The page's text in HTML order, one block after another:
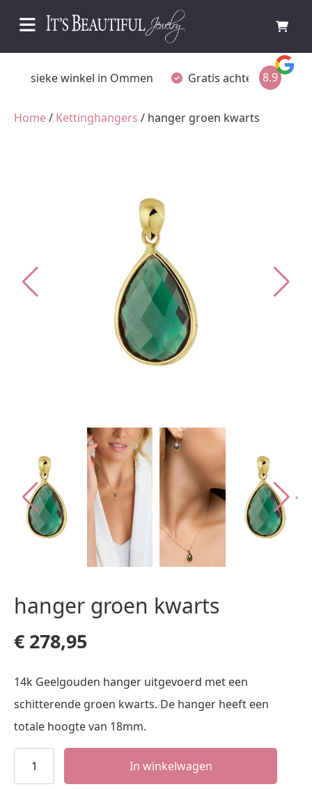
Fysieke winkel in Ommen Gratis achteraf betalen
8.9
Home/ Kettinghangers / hanger groen kwarts
hanger groen kwarts
€ 278,95
14k Geelgouden hanger uitgevoerd met een
schitterende groen kwarts. De hanger heeft een
totale hoogte van 18mm.
hanger
groen
In winkelwagen